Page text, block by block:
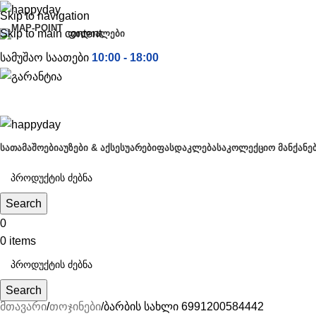
Skip to navigation
Skip to main content
ᲤᲘᲚᲘᲐᲚᲔᲑᲘ
სამუშაო საათები 10:00 - 18:00
ᲡᲐᲗᲐᲛᲐᲨᲝᲔᲑᲘᲐᲣᲖᲔᲑᲘ & ᲐᲥᲡᲔᲡᲣᲐᲠᲔᲑᲘᲤᲐᲡᲓᲐᲙᲚᲔᲑᲐᲡᲐᲙᲝᲚᲔᲥᲪᲘᲝ
Search
0
0 items
Search
მთავარი თოჯინები ბარბის სახლი 6991200584442